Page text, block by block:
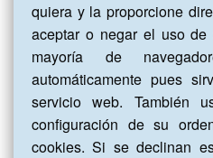
quiera y la proporcione
aceptar o negar el uso
mayoría de
automáticamente pues
servicio web. También
configuración de su
cookies. Si se declinan